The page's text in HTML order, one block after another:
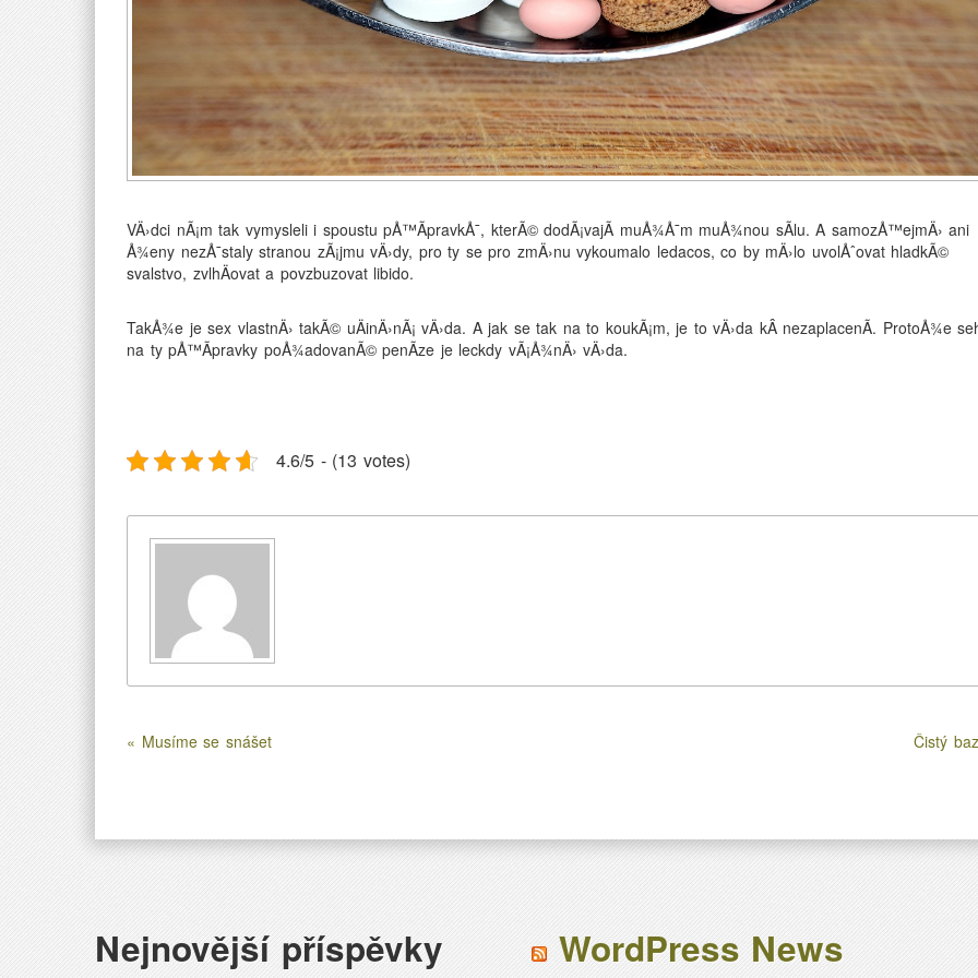
VÄ›dci nÃ¡m tak vymysleli i spoustu pÅ™Ã­pravkÅ¯, kterÃ© dodÃ¡vajÃ­ muÅ¾Å¯m muÅ¾nou sÃ­lu. A samozÅ™ejmÄ› ani
Å¾eny nezÅ¯staly stranou zÃ¡jmu vÄ›dy, pro ty se pro zmÄ›nu vykoumalo ledacos, co by mÄ›lo uvolÅˆovat hladkÃ©
svalstvo, zvlhÄovat a povzbuzovat libido.
TakÅ¾e je sex vlastnÄ› takÃ© uÄinÄ›nÃ¡ vÄ›da. A jak se tak na to koukÃ¡m, je to vÄ›da kÂ nezaplacenÃ­. ProtoÅ¾e
na ty pÅ™Ã­pravky poÅ¾adovanÃ© penÃ­ze je leckdy vÃ¡Å¾nÄ› vÄ›da.
4.6/5 - (13 votes)
« Musíme se snášet Čistý
Nejnovější příspěvky
WordPress News